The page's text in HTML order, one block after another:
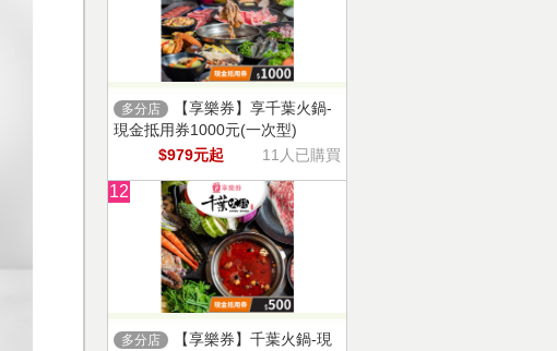
多分店
【享樂券】享千葉火鍋-
現金抵用券1000元(一次型)
$979元起
11人已購買
12
多分店
【享樂券】千葉火鍋-現